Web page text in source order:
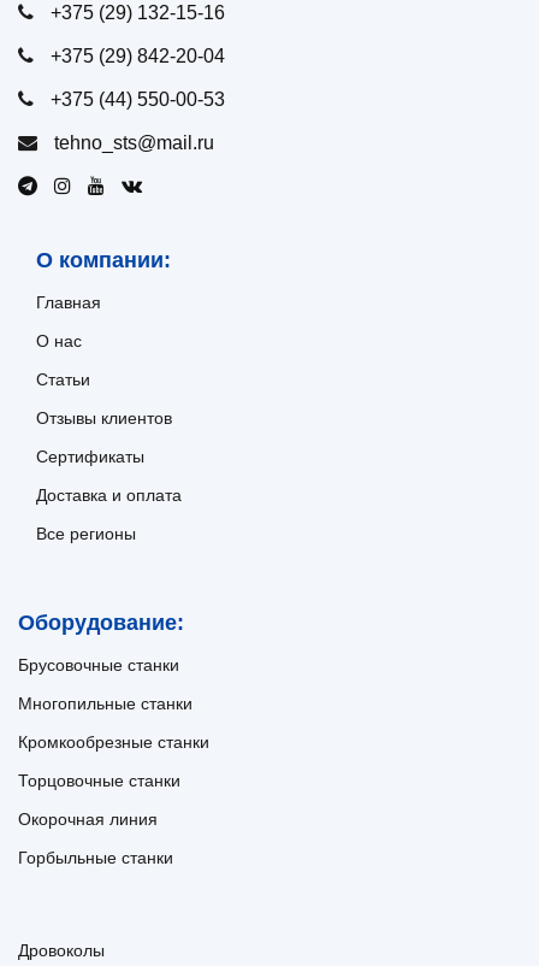
+375 (29) 132-15-16
+375 (29) 842-20-04
+375 (44) 550-00-53
tehno_sts@mail.ru
О компании:
Главная
О нас
Статьи
Отзывы клиентов
Сертификаты
Доставка и оплата
Все регионы
Оборудование:
Брусовочные станки
Многопильные станки
Кромкообрезные станки
Торцовочные станки
Окорочная линия
Горбыльные станки
Дровоколы